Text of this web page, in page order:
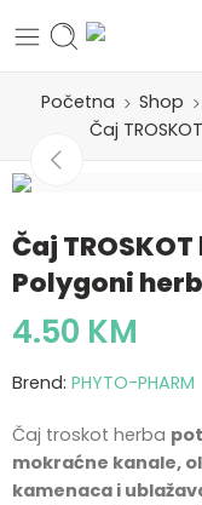
Početna Shop
Čaj
Čaj
Polygoni
4.50 KM
Brend: PHYTO-PHARM
Čaj troskot herba
mokraćne kanale,
kamenaca i